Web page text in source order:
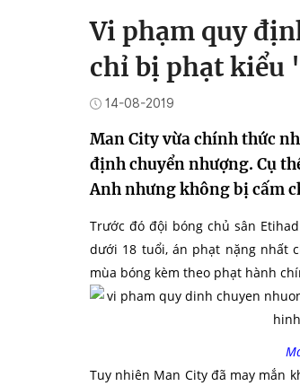
Vi phạm quy
chỉ bị phạt kiểu
14-08-2019
Man City vừa chính thức
định chuyển nhượng. Cụ
Anh nhưng không bị cấm
Trước đó đội bóng chủ sân
dưới 18 tuổi, án phạt nặng nhất
mùa bóng kèm theo phạt hành
Tuy nhiên Man City đã may mắn